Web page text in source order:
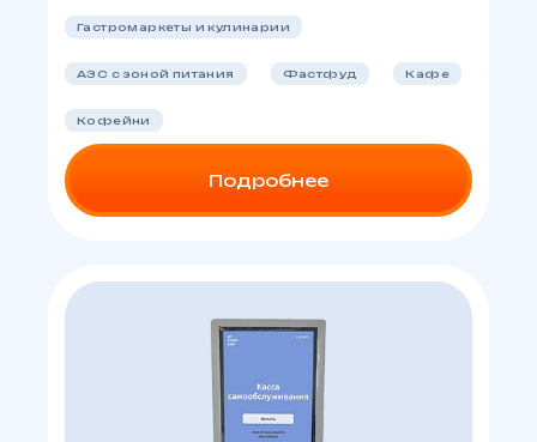
Гастромаркеты и кулинарии
АЗС с зоной питания Фастфуд Кафе
Кофейни
Подробнее